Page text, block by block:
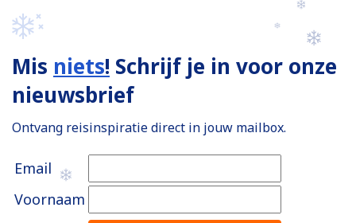
Mis niets! Schrijf je in voor onze
nieuwsbrief
Ontvang reisinspiratie direct in jouw mailbox.
Email
Voornaam